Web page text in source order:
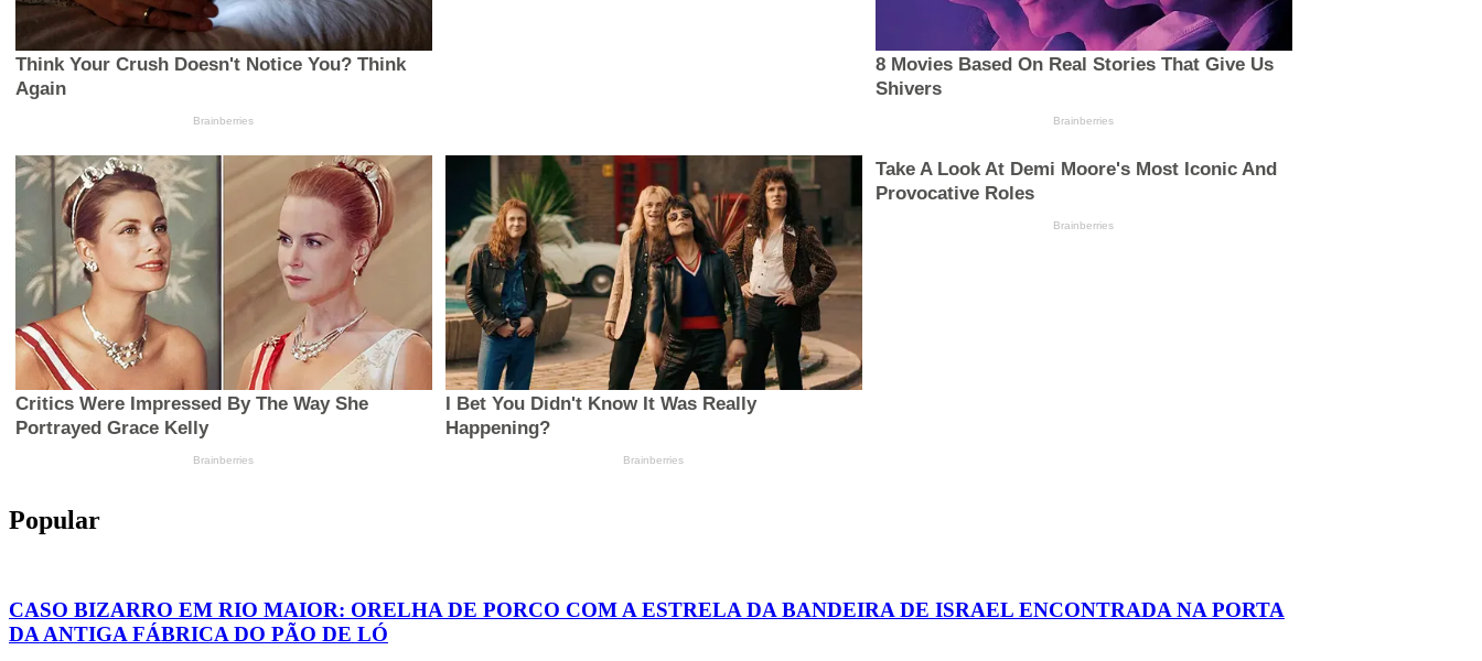
Popular
CASO BIZARRO EM RIO MAIOR: ORELHA DE PORCO COM A ESTRELA DA BANDEIRA DE ISRAEL ENCONTRADA NA PORTA
DA ANTIGA FÁBRICA DO PÃO DE LÓ